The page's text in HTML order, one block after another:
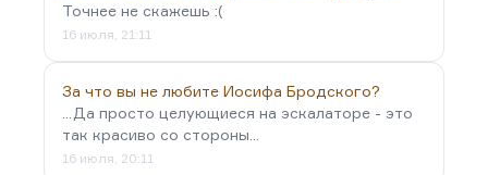
Точнее не скажешь :(
16 июля, 21:11
За что вы не любите Иосифа Бродского?
...Да просто целующиеся на эскалаторе - это
так красиво со стороны...
16 июля, 20:11